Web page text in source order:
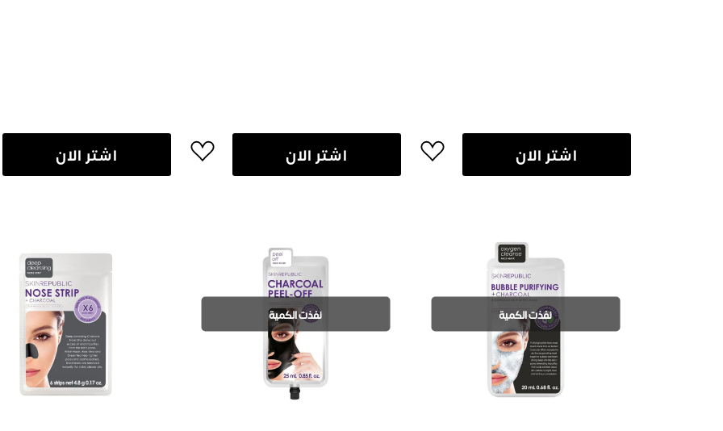
اشتر الان اشتر الان اشتر الان
نفذت الكمية نفذت الكمية